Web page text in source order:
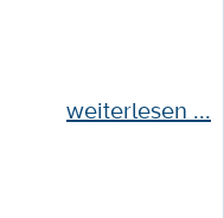
weiterlesen ...